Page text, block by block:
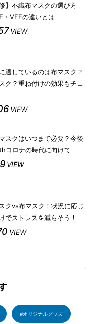
】不織布マスクの選び方｜
・VFEの違いとは
VIEW
適しているのは布マスク？
ク？重ね付けの効果もチェ
VIEW
スクはいつまで必要？今後
コロナの時代に向けて
VIEW
クvs布マスク！状況に応じ
でストレスを減らそう！
VIEW
オリジナルグッズ